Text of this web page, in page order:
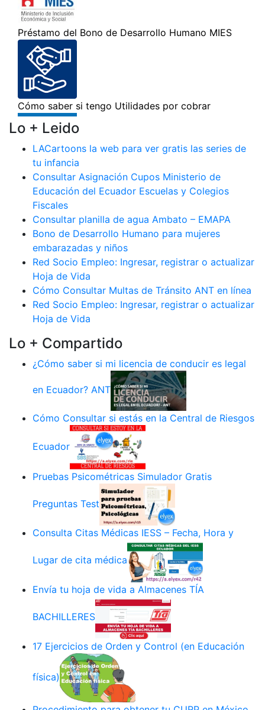
Lo + Leido
LACartoons la web para ver gratis las series de
tu infancia
Consultar Asignación Cupos Ministerio de
Educación del Ecuador Escuelas y Colegios
Fiscales
Consultar planilla de agua Ambato – EMAPA
Bono de Desarrollo Humano para mujeres
embarazadas y niños
Red Socio Empleo: Ingresar, registrar o actualizar
Hoja de Vida
Cómo Consultar Multas de Tránsito ANT en línea
Red Socio Empleo: Ingresar, registrar o actualizar
Hoja de Vida
Lo + Compartido
¿Cómo saber si mi licencia de conducir es legal
en Ecuador? ANT
Cómo Consultar si estás en la Central de Riesgos
Ecuador
Pruebas Psicométricas Simulador Gratis
Preguntas Test
Consulta Citas Médicas IESS – Fecha, Hora y
Lugar de cita médica
Envía tu hoja de vida a Almacenes TÍA
BACHILLERES
17 Ejercicios de Orden y Control (en Educación
física)